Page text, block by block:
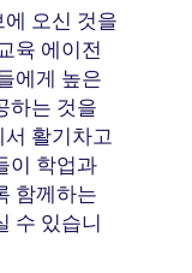
오신 것을
육 에이전
에게 높은
하는 것을
활기차고
이 학업과
함께하는
수 있습니